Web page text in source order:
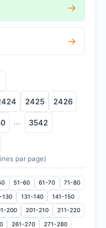
→
→
2425 2426
... 3542
par page)
51-60 61-70 71-80
130 131-140 141-150
200 201-210 211-220
261-270 271-280